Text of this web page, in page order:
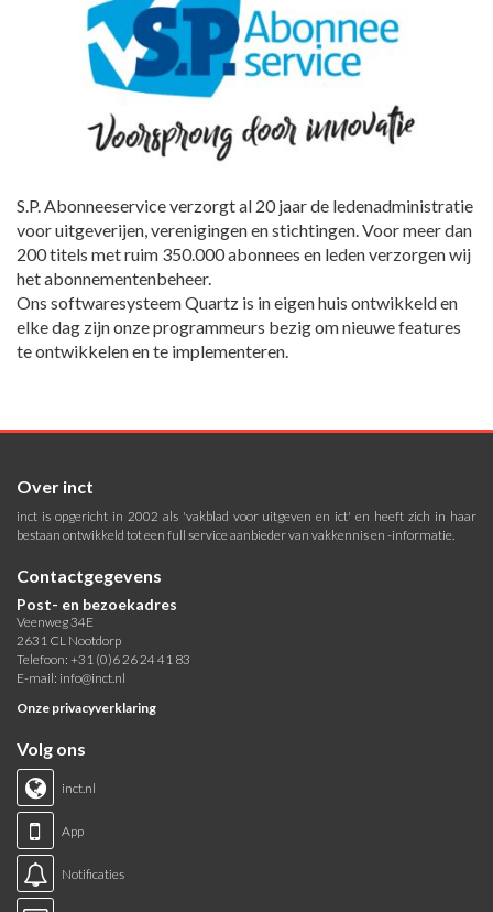
S.P. Abonneeservice verzorgt al 20 jaar de ledenadministratie
voor uitgeverijen, verenigingen en stichtingen. Voor meer dan
200 titels met ruim 350.000 abonnees en leden verzorgen wij
het abonnementenbeheer.
Ons softwaresysteem Quartz is in eigen huis ontwikkeld en
elke dag zijn onze programmeurs bezig om nieuwe features
te ontwikkelen en te implementeren.
Over inct
inct is opgericht in 2002 als 'vakblad voor uitgeven en ict' en heeft zich in haar
bestaan ontwikkeld tot een full service aanbieder van vakkennis en -informatie.
Contactgegevens
Post- en bezoekadres
Veenweg 34E
2631 CL Nootdorp
Telefoon: +31 (0)6 26 24 41 83
E-mail: info@inct.nl
Onze privacyverklaring
Volg ons
inct.nl
App
Notificaties